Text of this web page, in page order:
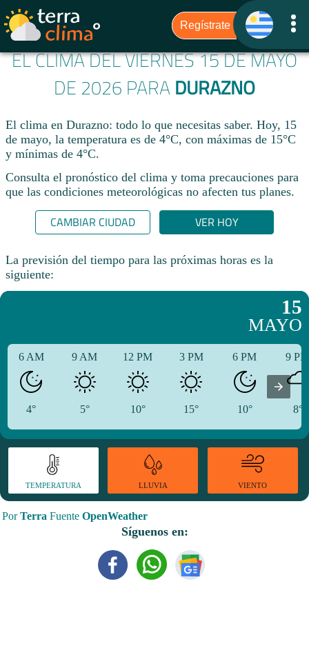
EL CLIMA DEL VIERNES 15 DE MAYO
DE 2026 PARA DURAZNO
El clima en Durazno: todo lo que necesitas saber. Hoy, 15
de mayo, la temperatura es de 4°C, con máximas de 15°C
y mínimas de 4°C.
Consulta el pronóstico del clima y toma precauciones para
que las condiciones meteorológicas no afecten tus planes.​
CAMBIAR CIUDAD VER HOY
La previsión del tiempo para las próximas horas es la
siguiente:
15
MAYO
6 AM
4°
9 AM
5°
12 PM
10°
3 PM
15°
6 PM
10°
9
8°
TEMPERATURA LLUVIA VIENTO
PorTerra Fuente OpenWeather
Síguenos en: